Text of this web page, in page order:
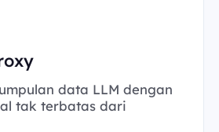
data LLM dengan
tak terbatas dari